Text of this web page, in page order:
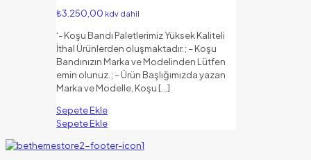
₺3.250,00 kdv dahil
‘- Koşu Bandı Paletlerimiz Yüksek Kaliteli
İthal Ürünlerden oluşmaktadır.; – Koşu
Bandınızın Marka ve Modelinden Lütfen
emin olunuz.; – Ürün Başlığımızda yazan
Marka ve Modelle, Koşu […]
Sepete Ekle
Sepete Ekle